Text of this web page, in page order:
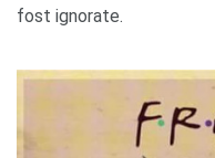
fost ignorate.